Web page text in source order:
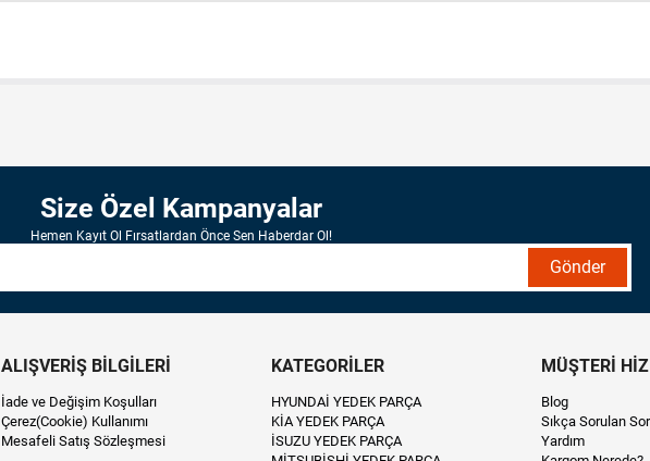
Size Özel Kampanyalar
Hemen Kayıt Ol Fırsatlardan Önce Sen Haberdar Ol!
Gönder
ALIŞVERİŞ BİLGİLERİ
İade ve Değişim Koşulları
Çerez(Cookie) Kullanımı
Mesafeli Satış Sözleşmesi
KATEGORİLER
HYUNDAİ YEDEK PARÇA
KİA YEDEK PARÇA
İSUZU YEDEK PARÇA
MÜŞTERİ
Blog
Sıkça Sorulan
Yardım